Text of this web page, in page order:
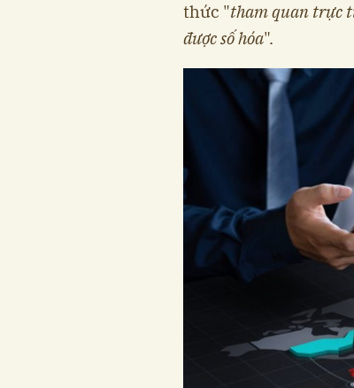
thức "tham quan trực
được số hóa".